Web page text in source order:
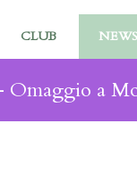
CLUB
Omaggio a